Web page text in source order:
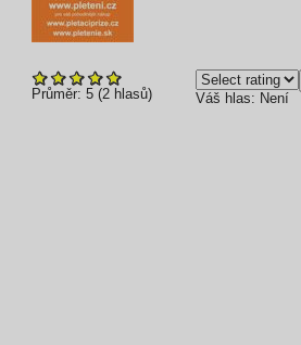
Průměr: 5 (2 hlasů) Váš hlas: Není